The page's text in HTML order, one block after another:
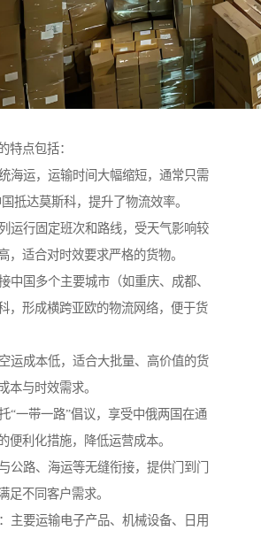
特点包括：
海运，运输时间大幅缩短，通常只需
抵达莫斯科，提升了物流效率。
运行固定班次和路线，受天气影响较
，适合对时效要求严格的货物。
中国多个主要城市（如重庆、成都、
，形成横跨亚欧的物流网络，便于货
运成本低，适合大批量、高价值的货
本与时效需求。
“一带一路”倡议，享受中俄两国在通
便利化措施，降低运营成本。
公路、海运等无缝衔接，提供门到门
足不同客户需求。
主要运输电子产品、机械设备、日用